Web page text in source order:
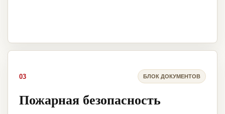
03 БЛОК ДОКУМЕНТОВ
Пожарная безопасность